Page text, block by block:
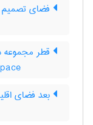
فضای تصمیم
قطر
بعد فضای